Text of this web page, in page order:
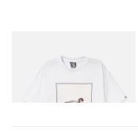
Billionaire Boys Club X
Initial D Cotton T-Shirt 2